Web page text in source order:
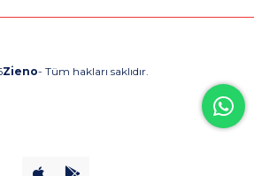
Zieno- Tüm hakları saklıdır.